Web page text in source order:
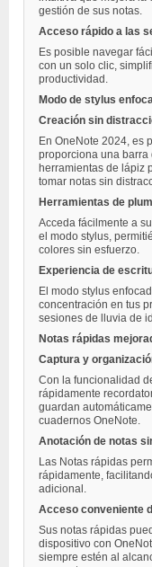
gestión de sus notas.
Acceso rápido a las
Es posible navegar
con un solo clic,
productividad.
Modo de stylus
Creación sin
En OneNote 2024, es
proporciona una barra
herramientas de lápiz
tomar notas sin
Herramientas de
Acceda fácilmente a
el modo stylus,
colores sin esfuerzo.
Experiencia de
El modo stylus
concentración en tus
sesiones de lluvia de
Notas rápidas
Captura y
Con la funcionalidad
rápidamente
guardan
cuadernos OneNote.
Anotación de notas
Las Notas rápidas
rápidamente,
adicional.
Acceso conveniente
Sus notas rápidas
dispositivo con
siempre estén al